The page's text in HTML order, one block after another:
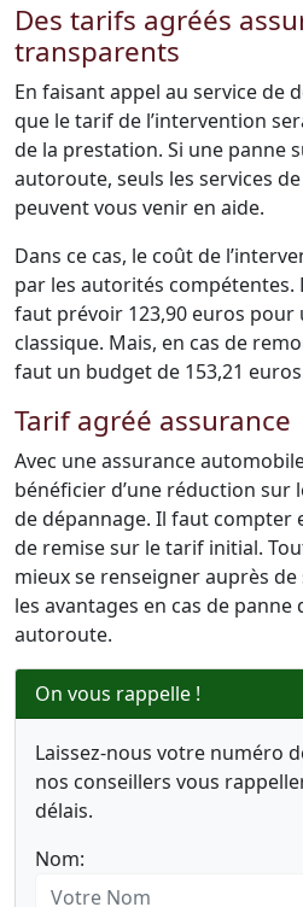
Des tarifs agréés
transparents
En faisant appel au service de
que le tarif de l’intervention
de la prestation. Si une panne
autoroute, seuls les services
peuvent vous venir en aide.
Dans ce cas, le coût de
par les autorités compétentes.
faut prévoir 123,90 euros
classique. Mais, en cas de
faut un budget de 153,21
Tarif agréé assurance
Avec une assurance
bénéficier d’une réduction sur
de dépannage. Il faut compter
de remise sur le tarif initial.
mieux se renseigner auprès
les avantages en cas de panne
autoroute.
On vous rappelle !
Laissez-nous votre numéro
nos conseillers vous
délais.
Nom: